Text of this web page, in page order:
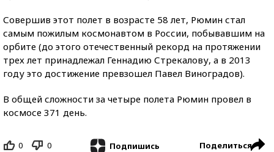
Совершив этот полет в возрасте 58 лет, Рюмин стал
самым пожилым космонавтом в России, побывавшим на
орбите (до этого отечественный рекорд на протяжении
трех лет принадлежал Геннадию Стрекалову, а в 2013
году это достижение превзошел Павел Виноградов).
В общей сложности за четыре полета Рюмин провел в
космосе 371 день.
0 0 Подпишись Поделиться